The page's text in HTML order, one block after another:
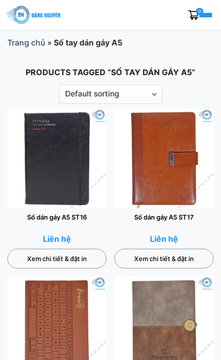
Skip
to
0
Trang chủ » Sổ tay dán gáy A5
PRODUCTS TAGGED “SỔ TAY DÁN GÁY A5”
Sổ dán gáy A5 ST16
Liên hệ
Xem chi tiết & đặt in
Sổ dán gáy A5 ST17
Liên hệ
Xem chi tiết & đặt in